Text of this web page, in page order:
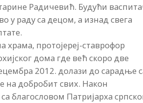
Радичевић. Будући
у раду са децом, а изнад свега
храма, протојереј-ставрофор
дома где већ скоро две
2012. долази до сарадње
на добробит свих. Након
благословом Патријарха